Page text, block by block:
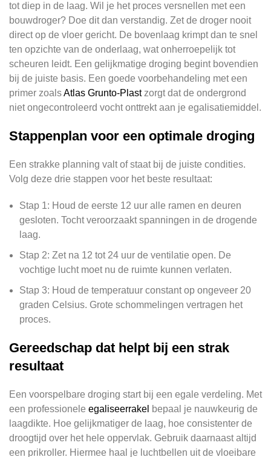
tot diep in de laag. Wil je het proces versnellen met een
bouwdroger? Doe dit dan verstandig. Zet de droger nooit
direct op de vloer gericht. De bovenlaag krimpt dan te snel
ten opzichte van de onderlaag, wat onherroepelijk tot
scheuren leidt. Een gelijkmatige droging begint bovendien
bij de juiste basis. Een goede voorbehandeling met een
primer zoalsAtlas Grunto-Plastzorgt dat de ondergrond
niet ongecontroleerd vocht onttrekt aan je egalisatiemiddel.
Stappenplan voor een optimale droging
Een strakke planning valt of staat bij de juiste condities.
Volg deze drie stappen voor het beste resultaat:
Stap 1: Houd de eerste 12 uur alle ramen en deuren
gesloten. Tocht veroorzaakt spanningen in de drogende
laag.
Stap 2: Zet na 12 tot 24 uur de ventilatie open. De
vochtige lucht moet nu de ruimte kunnen verlaten.
Stap 3: Houd de temperatuur constant op ongeveer 20
graden Celsius. Grote schommelingen vertragen het
proces.
Gereedschap dat helpt bij een strak
resultaat
Een voorspelbare droging start bij een egale verdeling. Met
een professionele egaliseerrakel bepaal je nauwkeurig de
laagdikte. Hoe gelijkmatiger de laag, hoe consistenter de
droogtijd over het hele oppervlak. Gebruik daarnaast altijd
een prikroller. Hiermee haal je luchtbellen uit de vloeibare